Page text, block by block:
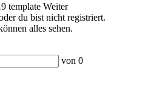
template Weiter
du bist nicht registriert.
alles sehen.
von 0